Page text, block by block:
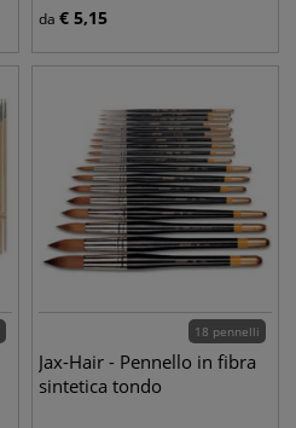
da € 5,15
18 pennelli
Jax-Hair - Pennello in fibra
sintetica tondo